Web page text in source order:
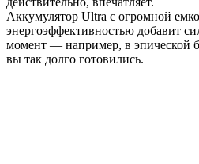
Аккумулятор Ultra с огромной
энергоэффективностью добавит
момент — например, в эпической
вы так долго готовились.